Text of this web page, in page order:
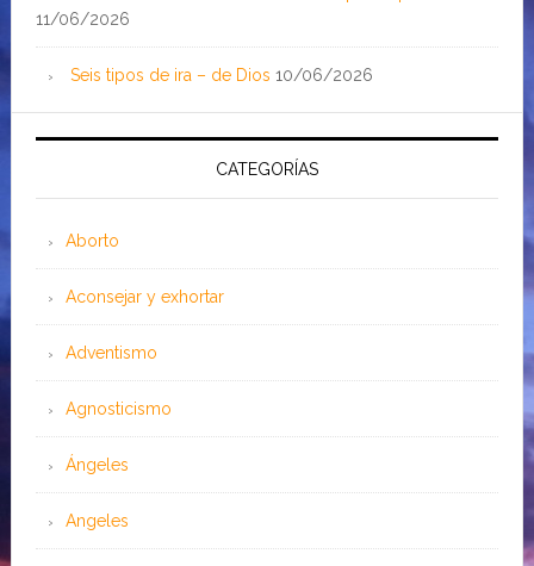
11/06/2026
Seis tipos de ira – de Dios 10/06/2026
CATEGORÍAS
Aborto
Aconsejar y exhortar
Adventismo
Agnosticismo
Ángeles
Angeles